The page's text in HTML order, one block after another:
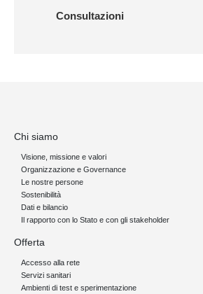
Consultazioni
Chi siamo
Visione, missione e valori
Organizzazione e Governance
Le nostre persone
Sostenibilità
Dati e bilancio
Il rapporto con lo Stato e con gli stakeholder
Offerta
Accesso alla rete
Servizi sanitari
Ambienti di test e sperimentazione